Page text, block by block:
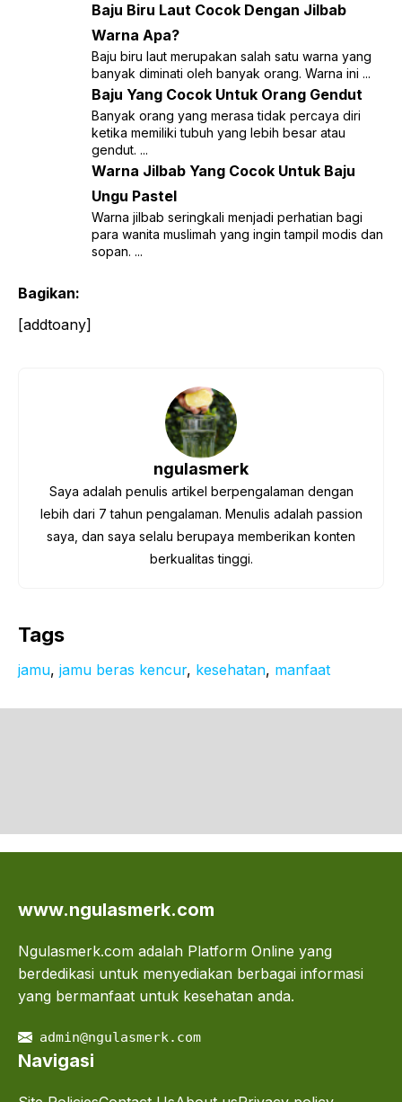
Baju Biru Laut Cocok Dengan Jilbab
Warna Apa?
Baju biru laut merupakan salah satu warna yang
banyak diminati oleh banyak orang. Warna ini ...
Baju Yang Cocok Untuk Orang Gendut
Banyak orang yang merasa tidak percaya diri
ketika memiliki tubuh yang lebih besar atau
gendut. ...
Warna Jilbab Yang Cocok Untuk Baju
Ungu Pastel
Warna jilbab seringkali menjadi perhatian bagi
para wanita muslimah yang ingin tampil modis dan
sopan. ...
Bagikan:
[addtoany]
ngulasmerk
Saya adalah penulis artikel berpengalaman dengan
lebih dari 7 tahun pengalaman. Menulis adalah passion
saya, dan saya selalu berupaya memberikan konten
berkualitas tinggi.
Tags
jamu, jamu beras kencur, kesehatan, manfaat
www.ngulasmerk.com
Ngulasmerk.com adalah Platform Online yang
berdedikasi untuk menyediakan berbagai informasi
yang bermanfaat untuk kesehatan anda.
admin@ngulasmerk.com
Navigasi